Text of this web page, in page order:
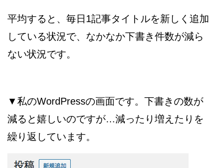
平均すると、毎日1記事タイトルを新しく追加
している状況で、なかなか下書き件数が減ら
ない状況です。
▼私のWordPressの画面です。下書きの数が
減ると嬉しいのですが…減ったり増えたりを
繰り返しています。